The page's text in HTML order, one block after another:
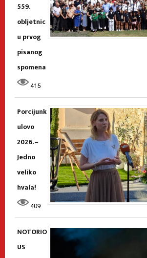
559.
obljetnic
u prvog
pisanog
spomena
415
Porcijunk
ulovo
2026. –
Jedno
veliko
hvala!
409
NOTORIO
US